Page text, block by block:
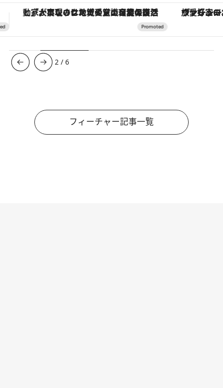
ヴァシュロン・コンスタンタン「オーヴァーシーズ・オートマティック」。旅愛好家のお気に入りコレクションから、ジェンダーレスな新作が登場 【銀座で出合う最旬美容】美髪ケアや上質
3 /6
フィーチャー記事一覧